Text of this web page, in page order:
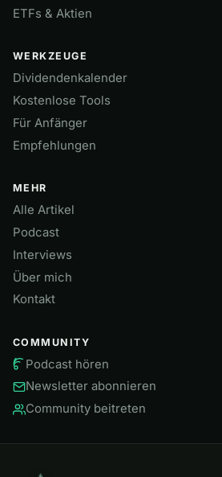
ETFs & Aktien
WERKZEUGE
Dividendenkalender
Kostenlose Tools
Für Anfänger
Empfehlungen
MEHR
Alle Artikel
Podcast
Interviews
Über mich
Kontakt
COMMUNITY
Podcast hören
Newsletter abonnieren
Community beitreten